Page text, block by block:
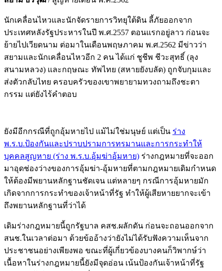
นักเคลื่อนไหวและนักจัดรายการวิทยุใต้ดิน ลี้ภัยออกจาก
ประเทศหลังรัฐประหารในปี พ.ศ.2557 ตอนแรกอยู่ลาว ก่อนจะ
ย้ายไปเวียดนาม ต่อมาในเดือนพฤษภาคม พ.ศ.2562 มีข่าวว่า
สยามและนักเคลื่อนไหวอีก 2 คน ได้แก่ ชูชีพ ชีวะสุทธิ์ (ลุง
สนามหลวง) และกฤษณะ ทัพไทย (สหายยังบลัด) ถูกจับกุมและ
ส่งตัวกลับไทย ครอบครัวของเขาพยายามทวงถามถึงชะตา
กรรม แต่ยังไร้คำตอบ
ยังมีอีกกรณีที่ถูกอุ้มหายไป แม้ไม่ใช่มนุษย์ แต่เป็น ร่าง
พ.ร.บ.ป้องกันและปราบปรามการทรมานและการกระทำให้
บุคคลสูญหาย (ร่าง พ.ร.บ.อุ้มฆ่าอุ้มหาย) ร่างกฎหมายที่จะออก
มาอุดช่องว่างของการอุ้มฆ่า-อุ้มหายที่ตามกฎหมายเดิมกำหนด
ให้ต้องมีพยานหลักฐานชัดเจน แต่หลายๆ กรณีการอุ้มหายมัก
เกิดจากการกระทำของเจ้าหน้าที่รัฐ ทำให้ผู้เสียหายยากจะเข้า
ถึงพยานหลักฐานที่ว่าได้
เดิมร่างกฎหมายนี้ถูกรัฐบาล คสช.ผลักดัน ก่อนจะถอนออกจาก
สนช.ในเวลาต่อมา ด้วยข้ออ้างว่ายังไม่ได้รับฟังความเห็นจาก
ประชาชนอย่างเพียงพอ ขณะที่ผู้เกี่ยวข้องบางคนก็วิพากษ์ว่า
เนื้อหาในร่างกฎหมายนี้ยังมีจุดอ่อน เน้นป้องกันเจ้าหน้าที่รัฐ